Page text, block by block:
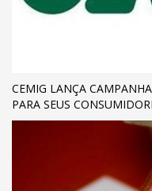
CEMIG LANÇA
PARA SEUS